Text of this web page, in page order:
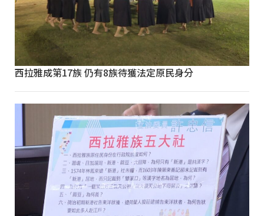
西拉雅成第17族 仍有8族待獲法定原民身分